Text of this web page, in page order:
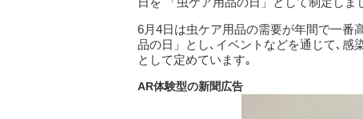
6月4日は虫ケア用品の需要が年間で一番
品の日」とし､イベントなどを通じて､感
として定めています｡
AR体験型の新聞広告